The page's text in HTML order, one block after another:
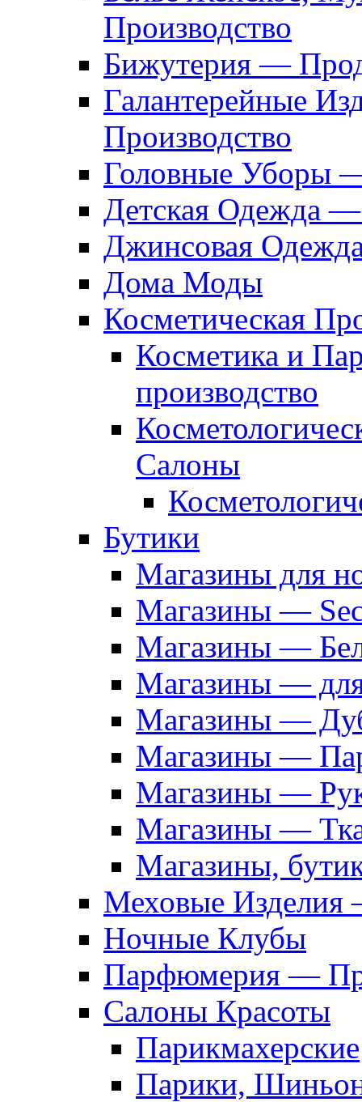
Производство
Бижутерия —
Галантерейные
Производство
Головные Уборы
Детская Одежда
Джинсовая
Дома Моды
Косметическая
Косметика и
производство
Салоны
Бутики
Магазины для
Магазины —
Магазины —
Магазины —
Магазины —
Магазины —
Магазины —
Магазины —
Магазины,
Меховые Изделия
Ночные Клубы
Парфюмерия —
Салоны Красоты
Парикмахерские
Парики,